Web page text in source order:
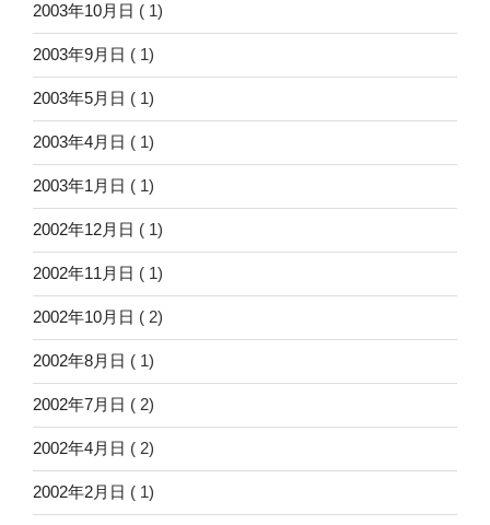
2003年10月日 ( 1)
2003年9月日 ( 1)
2003年5月日 ( 1)
2003年4月日 ( 1)
2003年1月日 ( 1)
2002年12月日 ( 1)
2002年11月日 ( 1)
2002年10月日 ( 2)
2002年8月日 ( 1)
2002年7月日 ( 2)
2002年4月日 ( 2)
2002年2月日 ( 1)